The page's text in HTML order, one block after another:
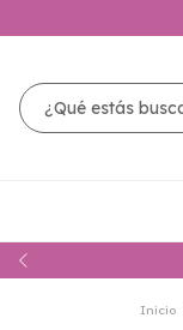
Inicio